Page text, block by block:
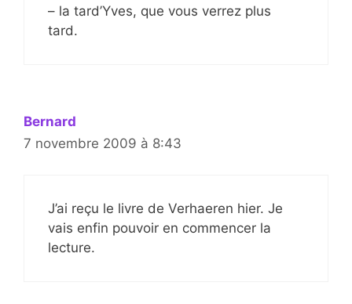
– la tard’Yves, que vous verrez plus
tard.
Bernard
7 novembre 2009 à 8:43
J’ai reçu le livre de Verhaeren hier. Je
vais enfin pouvoir en commencer la
lecture.